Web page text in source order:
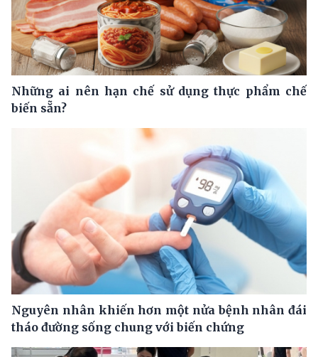
Những ai nên hạn chế sử dụng thực phẩm chế
biến sẵn?
Nguyên nhân khiến hơn một nửa bệnh nhân đái
tháo đường sống chung với biến chứng